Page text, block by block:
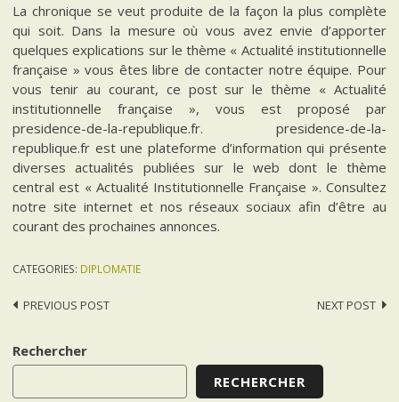
La chronique se veut produite de la façon la plus complète
qui soit. Dans la mesure où vous avez envie d’apporter
quelques explications sur le thème « Actualité institutionnelle
française » vous êtes libre de contacter notre équipe. Pour
vous tenir au courant, ce post sur le thème « Actualité
institutionnelle française », vous est proposé par
presidence-de-la-republique.fr. presidence-de-la-
republique.fr est une plateforme d’information qui présente
diverses actualités publiées sur le web dont le thème
central est « Actualité Institutionnelle Française ». Consultez
notre site internet et nos réseaux sociaux afin d’être au
courant des prochaines annonces.
CATEGORIES: DIPLOMATIE
Post
PREVIOUS POST NEXT POST
Rechercher
RECHERCHER